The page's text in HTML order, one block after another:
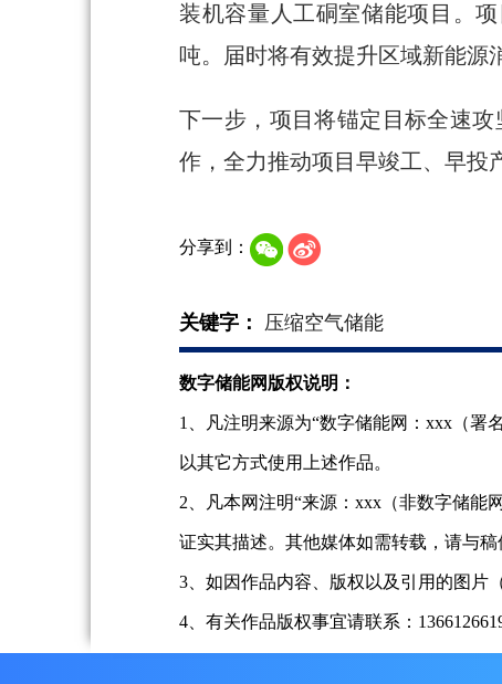
装机容量人工硐室储能项目。
吨。届时将有效提升区域新能源
下一步，项目将锚定目标全速
作，全力推动项目早竣工、早投
分享到：
关键字： 压缩空气储能
数字储能网版权说明：
1、凡注明来源为“数字储能网：xxx（署
以其它方式使用上述作品。
2、凡本网注明“来源：xxx（非数字储能
证实其描述。其他媒体如需转载，请与
3、如因作品内容、版权以及引用的图片
4、有关作品版权事宜请联系：